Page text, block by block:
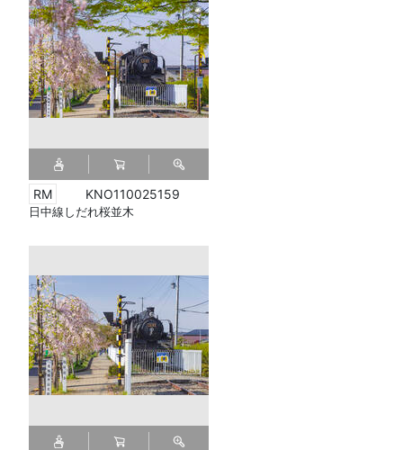
KNO110025159
日中線しだれ桜並木